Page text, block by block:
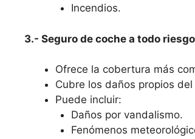
Incendios.
3.- Seguro de coche a todo
Ofrece la cobertura más
Cubre los daños propios
Puede incluir:
Daños por vandalismo.
Fenómenos